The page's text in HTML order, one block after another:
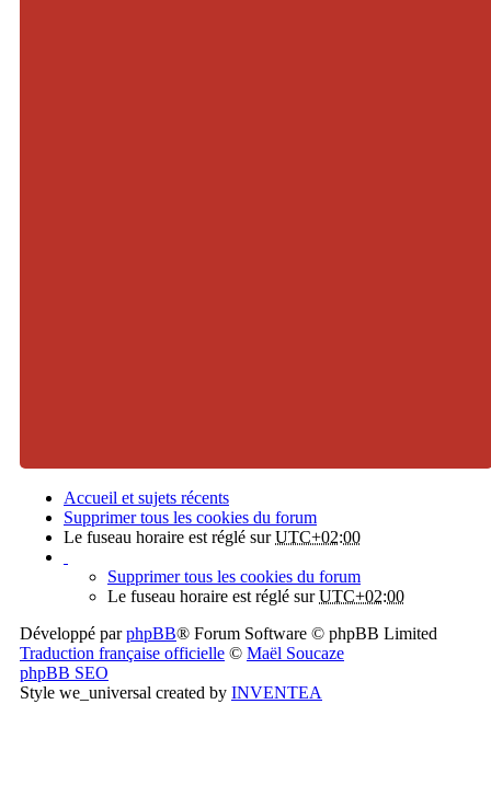
Accueil et sujets récents
Supprimer tous les cookies du forum
Le fuseau horaire est réglé surUTC+02:00
Supprimer tous les cookies du forum
Le fuseau horaire est réglé surUTC+02:00
Développé parphpBB® Forum Software © phpBB Limited
Traduction française officielle © Maël Soucaze
phpBB SEO
Style we_universal created by INVENTEA